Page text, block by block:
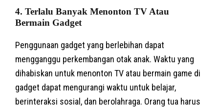
4.Terlalu Banyak Menonton TV Atau
Bermain Gadget
Penggunaan gadget yang berlebihan dapat
mengganggu perkembangan otak anak. Waktu yang
dihabiskan untuk menonton TV atau bermain game di
gadget dapat mengurangi waktu untuk belajar,
berinteraksi sosial, dan berolahraga. Orang tua harus